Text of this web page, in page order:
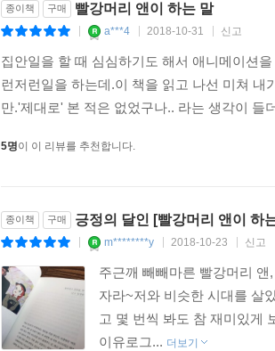
종이책 구매 빨강머리 앤이 하는 말
a***4 2018-10-31 신고
집안일을 할 때 심심하기도 해서 애니메이션
런저런일을 하는데.이 책을 읽고 나선 미쳐
만.'제대로' 본 적은 없었구나.. 라는 생각이
5명이 이 리뷰를 추천합니다.
종이책 구매 긍정의 달인 [빨강머리 앤이 하
m********y 2018-10-23 신고
주근깨 빼빼마른 빨강머리
자라~저와 비슷한 시대를 살
고 몇 번씩 봐도 참 재미있게
이유로그... 더보기